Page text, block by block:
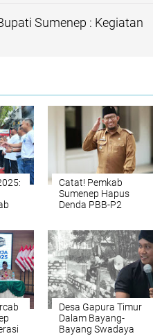
Sumenep : Kegiatan
Catat! Pemkab
Sumenep Hapus
Denda PBB-P2
Desa Gapura Timur
Dalam Bayang-
Bayang Swadaya